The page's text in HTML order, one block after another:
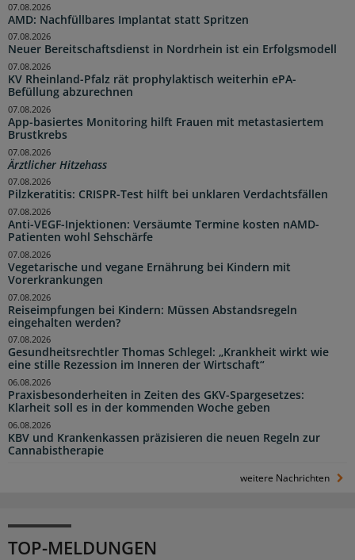
AMD: Nachfüllbares Implantat statt Spritzen
07.08.2026
Neuer Bereitschaftsdienst in Nordrhein ist ein Erfolgsmodell
07.08.2026
KV Rheinland-Pfalz rät prophylaktisch weiterhin ePA-
Befüllung abzurechnen
07.08.2026
App-basiertes Monitoring hilft Frauen mit metastasiertem
Brustkrebs
07.08.2026
Ärztlicher Hitzehass
07.08.2026
Pilzkeratitis: CRISPR-Test hilft bei unklaren Verdachtsfällen
07.08.2026
Anti-VEGF-Injektionen: Versäumte Termine kosten nAMD-
Patienten wohl Sehschärfe
07.08.2026
Vegetarische und vegane Ernährung bei Kindern mit
Vorerkrankungen
07.08.2026
Reiseimpfungen bei Kindern: Müssen Abstandsregeln
eingehalten werden?
07.08.2026
Gesundheitsrechtler Thomas Schlegel: „Krankheit wirkt wie
eine stille Rezession im Inneren der Wirtschaft“
07.08.2026
Praxisbesonderheiten in Zeiten des GKV-Spargesetzes:
Klarheit soll es in der kommenden Woche geben
06.08.2026
KBV und Krankenkassen präzisieren die neuen Regeln zur
Cannabistherapie
06.08.2026
weitere Nachrichten
TOP-MELDUNGEN